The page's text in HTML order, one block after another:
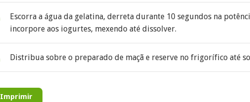
Escorra a água da gelatina, derreta durante 10 segundos na
incorpore aos iogurtes, mexendo até dissolver.
Distribua sobre o preparado de maçã e reserve no frigorífico até
Imprimir